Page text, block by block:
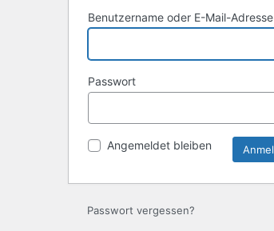
Benutzername oder E-Mail-Adresse
Passwort
Angemeldet bleiben
Passwort vergessen?